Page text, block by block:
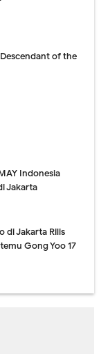
of the
Indonesia
Jakarta
di Jakarta Rilis
Gong Yoo 17